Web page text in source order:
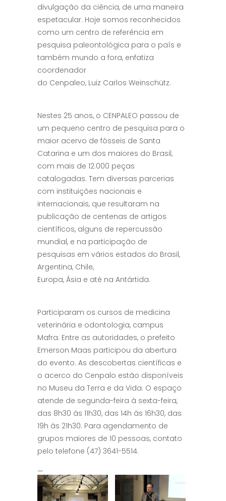
divulgação da ciência, de uma maneira
espetacular. Hoje somos reconhecidos
como um centro de referência em
pesquisa paleontológica para o país e
também mundo a fora, enfatiza
coordenador
do Cenpaleo, Luiz Carlos Weinschütz.
Nestes 25 anos, o CENPALEO passou de
um pequeno centro de pesquisa para o
maior acervo de fósseis de Santa
Catarina e um dos maiores do Brasil,
com mais de 12.000 peças
catalogadas. Tem diversas parcerias
com instituições nacionais e
internacionais, que resultaram na
publicação de centenas de artigos
científicos, alguns de repercussão
mundial, e na participação de
pesquisas em vários estados do Brasil,
Argentina, Chile,
Europa, Ásia e até na Antártida.
Participaram os cursos de medicina
veterinária e odontologia, campus
Mafra. Entre as autoridades, o prefeito
Emerson Maas participou da abertura
do evento. As descobertas científicas e
o acerco do Cenpalo estão disponíveis
no Museu da Terra e da Vida. O espaço
atende de segunda-feira à sexta-feira,
das 8h30 às 11h30, das 14h às 16h30, das
19h às 21h30. Para agendamento de
grupos maiores de 10 pessoas, contato
pelo telefone (47) 3641-5514.
—